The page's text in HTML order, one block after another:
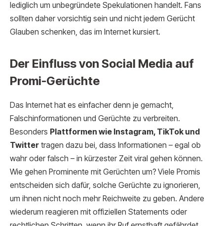
lediglich um unbegründete Spekulationen handelt. Fans
sollten daher vorsichtig sein und nicht jedem Gerücht
Glauben schenken, das im Internet kursiert.
Der Einfluss von Social Media auf
Promi-Gerüchte
Das Internet hat es einfacher denn je gemacht,
Falschinformationen und Gerüchte zu verbreiten.
Besonders Plattformen wie Instagram, TikTok und
Twitter tragen dazu bei, dass Informationen – egal ob
wahr oder falsch – in kürzester Zeit viral gehen können.
Wie gehen Prominente mit Gerüchten um? Viele Promis
entscheiden sich dafür, solche Gerüchte zu ignorieren,
um ihnen nicht noch mehr Reichweite zu geben. Andere
wiederum reagieren mit offiziellen Statements oder